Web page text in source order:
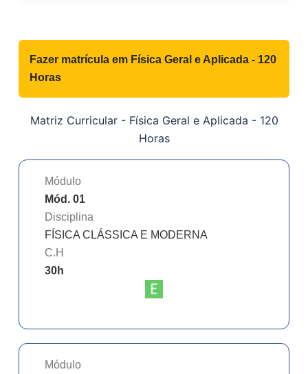
Fazer matrícula em Física Geral e Aplicada - 120
Horas
Matriz Curricular - Física Geral e Aplicada - 120
Horas
Módulo
Mód. 01
Disciplina
FÍSICA CLÁSSICA E MODERNA
C.H
30h
Módulo